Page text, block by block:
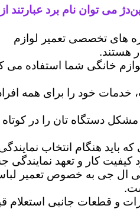
می توان نام برد عبارتند
های تخصصی تعمیر لوازم
هستند.
خانگی شما استفاده می
خدمات خود را برای همه
دستگاه تان را در کوتاه
باید هنگام انتخاب
کیفیت کار و تعهد نمایندگی
ال جی به خصوص تعمیر
و قطعات جانبی